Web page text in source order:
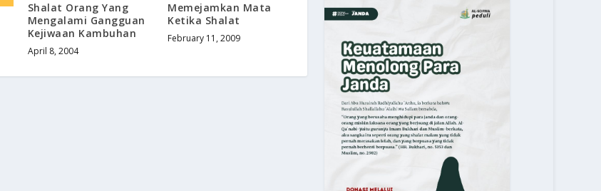
Shalat Orang Yang
Mengalami Gangguan
Kejiwaan Kambuhan
April 8, 2004
Memejamkan Mata
Ketika Shalat
February 11, 2009